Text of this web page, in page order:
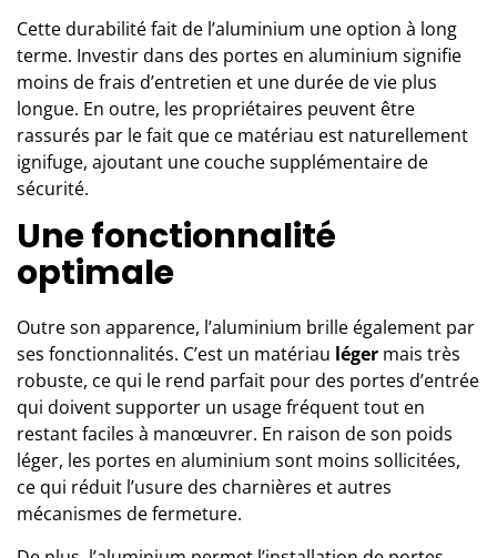
Cette durabilité fait de l’aluminium une option à long
terme. Investir dans des portes en aluminium signifie
moins de frais d’entretien et une durée de vie plus
longue. En outre, les propriétaires peuvent être
rassurés par le fait que ce matériau est naturellement
ignifuge, ajoutant une couche supplémentaire de
sécurité.
Une fonctionnalité
optimale
Outre son apparence, l’aluminium brille également par
ses fonctionnalités. C’est un matériau léger mais très
robuste, ce qui le rend parfait pour des portes d’entrée
qui doivent supporter un usage fréquent tout en
restant faciles à manœuvrer. En raison de son poids
léger, les portes en aluminium sont moins sollicitées,
ce qui réduit l’usure des charnières et autres
mécanismes de fermeture.